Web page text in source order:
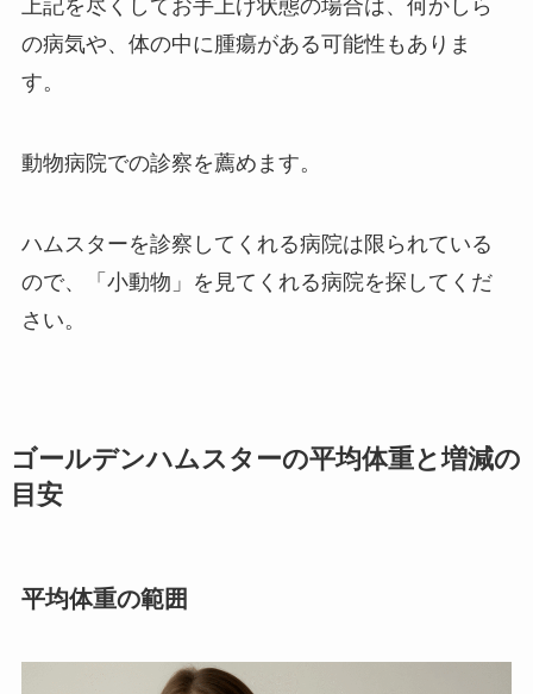
上記を尽くしてお手上げ状態の場合は、何かしら
の病気や、体の中に腫瘍がある可能性もありま
す。
動物病院での診察を薦めます。
ハムスターを診察してくれる病院は限られている
ので、「小動物」を見てくれる病院を探してくだ
さい。
ゴールデンハムスターの平均体重と増減の
目安
平均体重の範囲